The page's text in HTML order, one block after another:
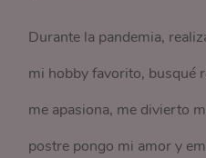
Durante la pandemia,
mi hobby favorito, busqué
me apasiona, me divierto
postre pongo mi amor y